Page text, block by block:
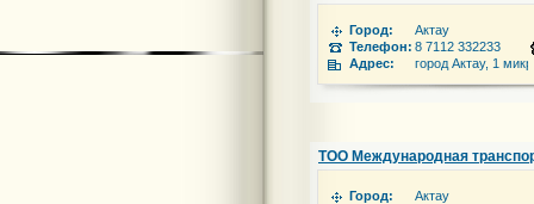
Город:
Актау
Телефон: 8 7112 332233
Адрес:
город Актау, 1
ТОО Международная
Город:
Актау